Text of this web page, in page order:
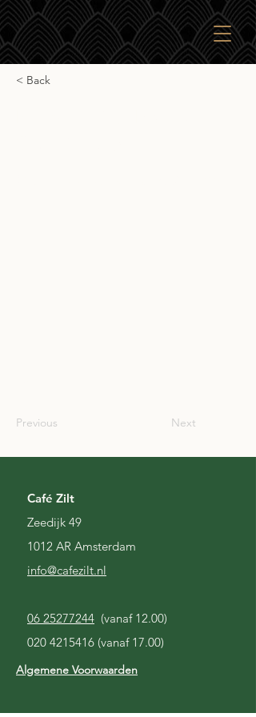
< Back
Previous Next
Café Zilt
Zeedijk 49
1012 AR Amsterdam
info@cafezilt.nl
06 25277244 (vanaf 12.00)
020 4215416 (vanaf 17.00)
Algemene Voorwaarden